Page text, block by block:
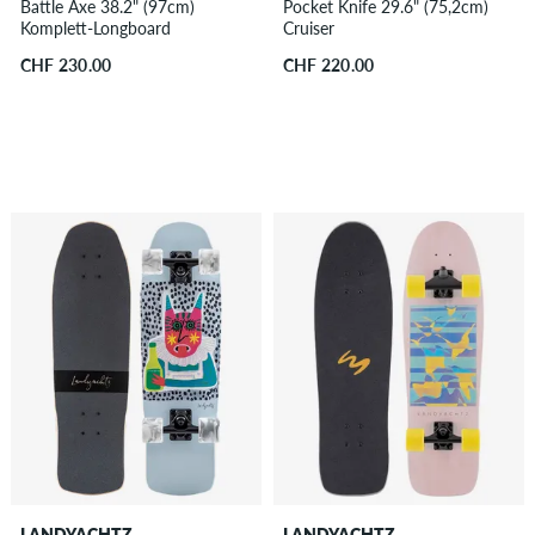
Battle Axe 38.2" (97cm)
Komplett-Longboard
CHF 230.00
Pocket Knife 29.6" (75,2cm)
Cruiser
CHF 220.00